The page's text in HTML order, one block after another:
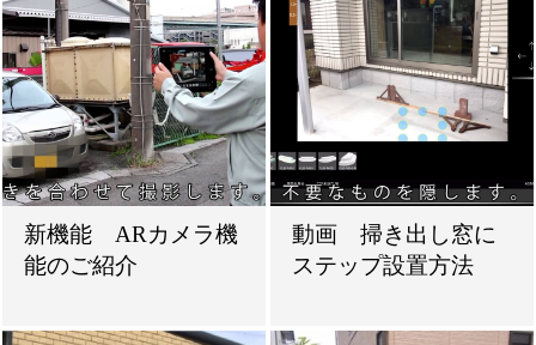
新機能 ARカメラ機
能のご紹介
動画 掃き出し窓に
ステップ設置方法